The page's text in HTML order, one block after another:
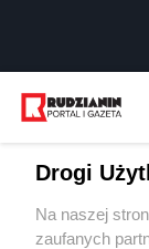
Wydawca
Drogi
Na naszej
zaufanych